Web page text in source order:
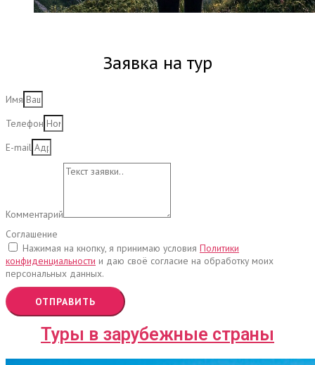
Заявка на тур
Имя
Телефон
E-mail
Комментарий
Соглашение
Нажимая на кнопку, я принимаю условия Политики
конфиденциальности и даю своё согласие на обработку моих
персональных данных.
ОТПРАВИТЬ
Туры в зарубежные страны